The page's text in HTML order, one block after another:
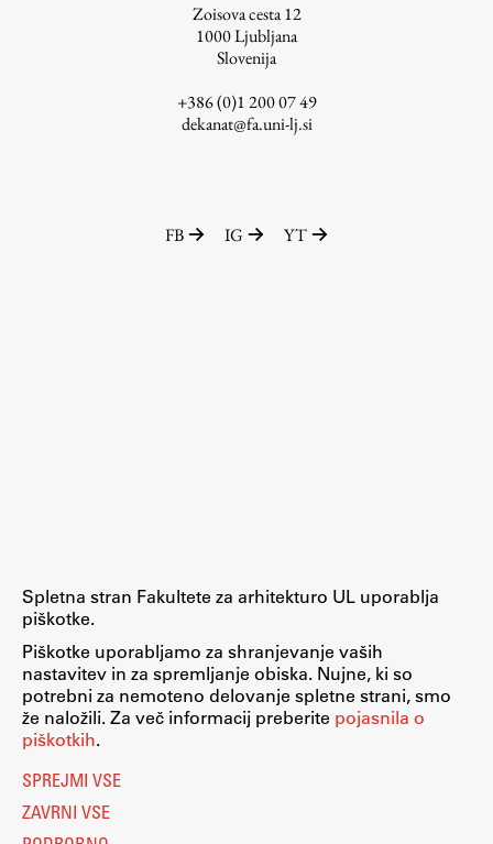
Zoisova cesta 12
1000Ljubljana
Slovenija
+386 (0)1 200 07 49
dekanat@fa.uni-lj.si
FB IG YT
Spletna stran Fakultete za arhitekturo UL uporablja
piškotke.
Piškotke uporabljamo za shranjevanje vaših
nastavitev in za spremljanje obiska. Nujne, ki so
potrebni za nemoteno delovanje spletne strani, smo
že naložili. Za več informacij preberite pojasnila o
piškotkih.
SPREJMI VSE
ZAVRNI VSE